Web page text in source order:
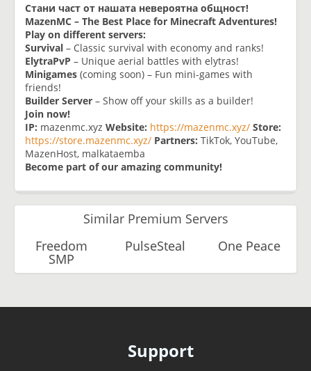
Стани част от нашата невероятна общност!
MazenMC – The Best Place for Minecraft Adventures!
Play on different servers:
Survival – Classic survival with economy and ranks!
ElytraPvP – Unique aerial battles with elytras!
Minigames (coming soon) – Fun mini-games with
friends!
Builder Server – Show off your skills as a builder!
Join now!
IP: mazenmc.xyz Website: https://mazenmc.xyz/ Store:
https://store.mazenmc.xyz/ Partners: TikTok, YouTube,
MazenHost, malkataemba
Become part of our amazing community!
Similar Premium Servers
Freedom
SMP
PulseSteal One Peace
Support